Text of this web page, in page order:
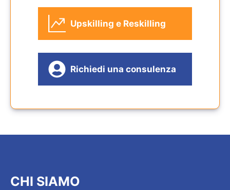
Upskilling e Reskilling
Richiedi una consulenza
CHI SIAMO